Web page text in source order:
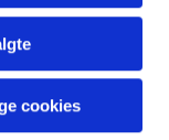
cookies